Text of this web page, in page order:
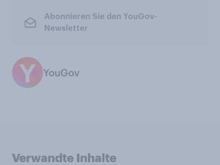
Abonnieren Sie den YouGov-
Newsletter
YouGov
Verwandte Inhalte